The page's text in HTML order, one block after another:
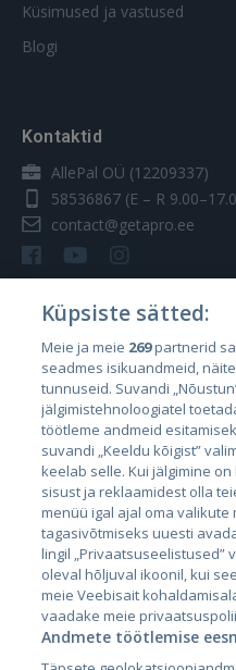
Küsimused ja vastused
Blogi
Kontaktid
AllePal OÜ (12209337)
58536867 (E – R
contact@getapro.ee
Riigid
Eesti
Läti
Leedu
City24.lv
Küpsiste sätted:
Meie ja meie 269partnerid
seadmes isikuandmeid,
tunnuseid. Suvandi
jälgimistehnoloogiatel
töötleme andmeid
suvandi „Keeldu kõigist”
keelab selle. Kui jälgimine
sisust ja reklaamidest olla
menüü igal ajal oma
tagasivõtmiseks uuesti
lingil „Privaatsuseelistused”
oleval hõljuval ikoonil, kui
meie Veebisait
vaadake meie
Andmete töötlemise